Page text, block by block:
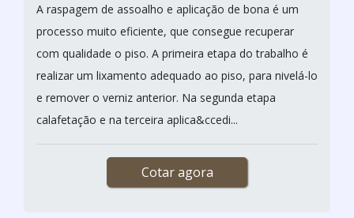
A raspagem de assoalho e aplicação de bona é um
processo muito eficiente, que consegue recuperar
com qualidade o piso. A primeira etapa do trabalho é
realizar um lixamento adequado ao piso, para nivelá-lo
e remover o verniz anterior. Na segunda etapa
calafetação e na terceira aplica&ccedi...
Cotar agora